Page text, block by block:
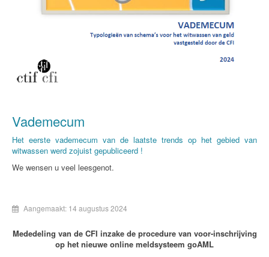
Vademecum
Het eerste vademecum van de laatste trends op het gebied van
witwassen werd zojuist gepubliceerd !
We wensen u veel leesgenot.
Aangemaakt: 14 augustus 2024
Mededeling van de CFI inzake de procedure van voor-inschrijving
op het nieuwe online meldsysteem goAML